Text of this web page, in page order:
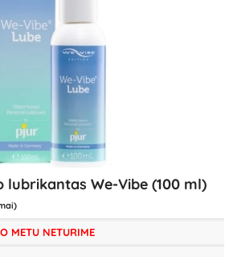
lubrikantas We-Vibe (100 ml)
METU NETURIME